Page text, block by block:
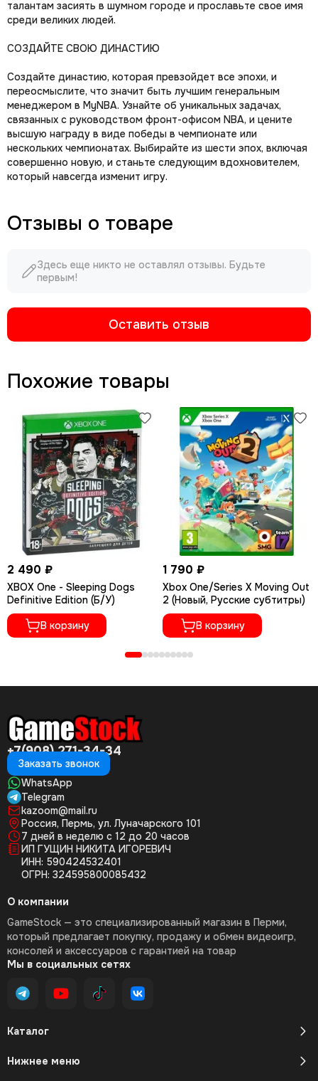
талантам засиять в шумном городе и прославьте свое имя
среди великих людей.
СОЗДАЙТЕ СВОЮ ДИНАСТИЮ
Создайте династию, которая превзойдет все эпохи, и
переосмыслите, что значит быть лучшим генеральным
менеджером в MyNBA. Узнайте об уникальных задачах,
связанных с руководством фронт-офисом NBA, и цените
высшую награду в виде победы в чемпионате или
нескольких чемпионатах. Выбирайте из шести эпох, включая
совершенно новую, и станьте следующим вдохновителем,
который навсегда изменит игру.
Отзывы о товаре
Здесь еще никто не оставлял отзывы. Будьте
первым!
Оставить отзыв
Похожие товары
2 490 ₽
XBOX One - Sleeping Dogs
Definitive Edition (Б/У)
В корзину
1 790 ₽
Xbox One/Series X Moving Out
2 (Новый, Русские субтитры)
В корзину
+7(908) 271-34-34
Заказать звонок
WhatsApp
Telegram
kazoom@mail.ru
Россия, Пермь, ул. Луначарского 101
7 дней в неделю с 12 до 20 часов
ИП ГУЩИН НИКИТА ИГОРЕВИЧ
ИНН: 590424532401
ОГРН: 324595800085432
Каталог
Нижнее меню
О компании
GameStock — это специализированный магазин в Перми,
который предлагает покупку, продажу и обмен видеоигр,
консолей и аксессуаров с гарантией на товар
Мы в социальных сетях